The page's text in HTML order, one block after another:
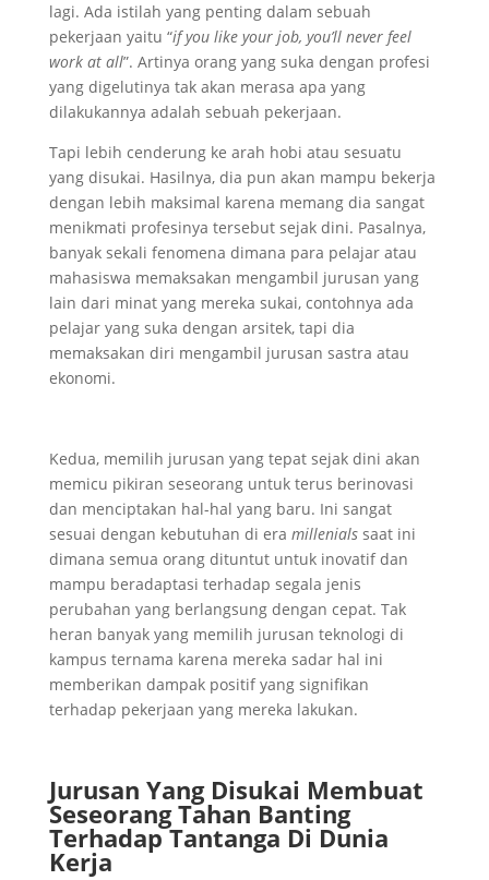
lagi. Ada istilah yang penting dalam sebuah
pekerjaan yaitu “if you like your job, you’ll never feel
work at all”. Artinya orang yang suka dengan profesi
yang digelutinya tak akan merasa apa yang
dilakukannya adalah sebuah pekerjaan.
Tapi lebih cenderung ke arah hobi atau sesuatu
yang disukai. Hasilnya, dia pun akan mampu bekerja
dengan lebih maksimal karena memang dia sangat
menikmati profesinya tersebut sejak dini. Pasalnya,
banyak sekali fenomena dimana para pelajar atau
mahasiswa memaksakan mengambil jurusan yang
lain dari minat yang mereka sukai, contohnya ada
pelajar yang suka dengan arsitek, tapi dia
memaksakan diri mengambil jurusan sastra atau
ekonomi.
Kedua, memilih jurusan yang tepat sejak dini akan
memicu pikiran seseorang untuk terus berinovasi
dan menciptakan hal-hal yang baru. Ini sangat
sesuai dengan kebutuhan di era millenials saat ini
dimana semua orang dituntut untuk inovatif dan
mampu beradaptasi terhadap segala jenis
perubahan yang berlangsung dengan cepat. Tak
heran banyak yang memilih jurusan teknologi di
kampus ternama karena mereka sadar hal ini
memberikan dampak positif yang signifikan
terhadap pekerjaan yang mereka lakukan.
Jurusan Yang Disukai Membuat
Seseorang Tahan Banting
Terhadap Tantanga Di Dunia
Kerja